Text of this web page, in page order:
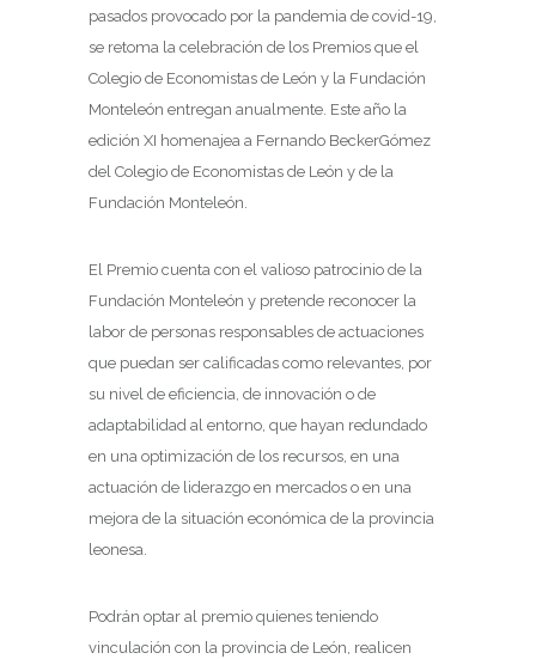
pasados provocado por la pandemia de covid-19,
se retoma la celebración de los Premios que el
Colegio de Economistas de León y la Fundación
Monteleón entregan anualmente. Este año la
edición XI homenajea a Fernando BeckerGómez
del Colegio de Economistas de León y de la
Fundación Monteleón.
El Premio cuenta con el valioso patrocinio de la
Fundación Monteleón y pretende reconocer la
labor de personas responsables de actuaciones
que puedan ser calificadas como relevantes, por
su nivel de eficiencia, de innovación o de
adaptabilidad al entorno, que hayan redundado
en una optimización de los recursos, en una
actuación de liderazgo en mercados o en una
mejora de la situación económica de la provincia
leonesa.
Podrán optar al premio quienes teniendo
vinculación con la provincia de León, realicen